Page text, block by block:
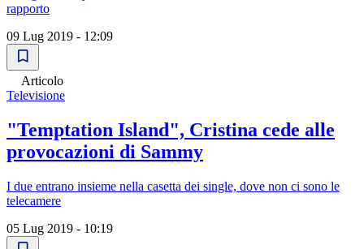
rapporto
09 Lug 2019 - 12:09
Articolo
Televisione
"Temptation Island", Cristina cede alle
provocazioni di Sammy
I due entrano insieme nella casetta dei single, dove non ci sono le
telecamere
05 Lug 2019 - 10:19